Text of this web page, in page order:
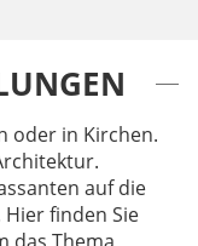
oder in Kirchen.
auf die
finden Sie